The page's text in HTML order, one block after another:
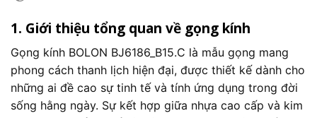
1. Giới thiệu tổng quan về gọng kính
Gọng kính BOLON BJ6186_B15.C là mẫu gọng mang
phong cách thanh lịch hiện đại, được thiết kế dành cho
những ai đề cao sự tinh tế và tính ứng dụng trong đời
sống hằng ngày. Sự kết hợp giữa nhựa cao cấp và kim